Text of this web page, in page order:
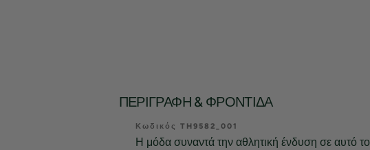
ΠΕΡΙΓΡΑΦΉ & ΦΡΟΝΤΊΔΑ
Κωδικός TH9582_001
Η μόδα συναντά την αθλητική ένδυση σε αυτό το